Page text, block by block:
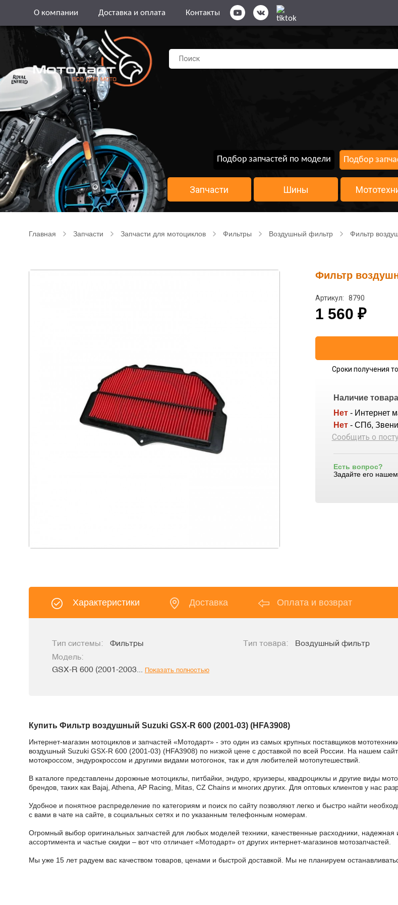
О компании Доставка и оплата Контакты
Подбор запчастей по модели Подбор
Запчасти Шины
Главная Запчасти Запчасти для мотоциклов Фильтры Воздушный фильтр Фильтр
Фильтр
Артикул: 8790
1 560 ₽
Сроки получения
Наличие
Нет - Интернет
Нет - СПб,
Сообщить о
Есть вопрос?
Задайте его
Характеристики Доставка Оплата и возврат
Тип системы: Фильтры Тип товара: Воздушный фильтр
Модель:
GSX-R 600 (2001-2003...
Показать полностью
Купить Фильтр воздушный Suzuki GSX-R 600 (2001-03) (HFA3908)
Интернет-магазин мотоциклов и запчастей «Мотодарт» - это один из самых крупных поставщиков
воздушный Suzuki GSX-R 600 (2001-03) (HFA3908) по низкой цене с доставкой по всей России. На нашем
мотокроссом, эндурокроссом и другими видами мотогонок, так и для любителей мотопутешествий.
В каталоге представлены дорожные мотоциклы, питбайки, эндуро, круизеры, квадроциклы и другие виды
брендов, таких как Bajaj, Athena, AP Racing, Mitas, CZ Chains и многих других. Для оптовых клиентов у нас
Удобное и понятное распределение по категориям и поиск по сайту позволяют легко и быстро найти
с вами в чате на сайте, в социальных сетях и по указанным телефонным номерам.
Огромный выбор оригинальных запчастей для любых моделей техники, качественные расходники,
ассортимента и частые скидки – вот что отличает «Мотодарт» от других интернет-магазинов мотозапчастей.
Мы уже 15 лет радуем вас качеством товаров, ценами и быстрой доставкой. Мы не планируем